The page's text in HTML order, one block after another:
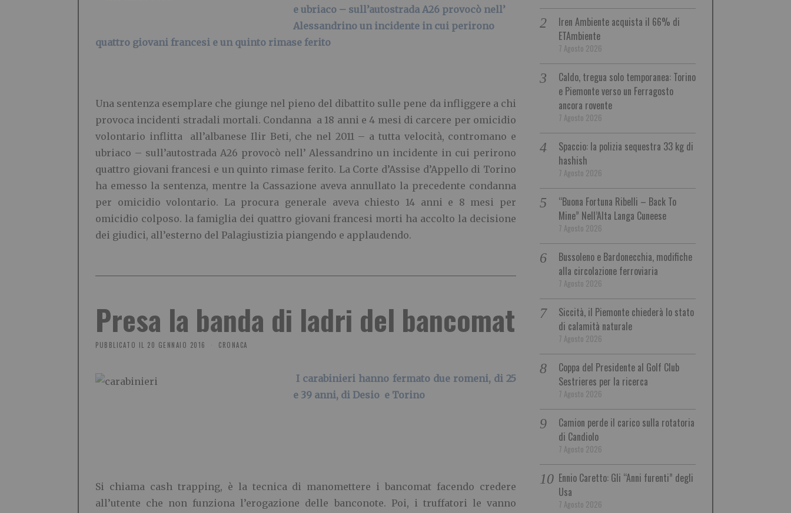
e ubriaco – sull’autostrada A26 provocò nell’
Alessandrino un incidente in cui perirono
quattro giovani francesi e un quinto rimase ferito
Una sentenza esemplare che giunge nel pieno del dibattito sulle pene da infliggere a chi
provoca incidenti stradali mortali. Condanna a 18 anni e 4 mesi di carcere per omicidio
volontario inflitta all’albanese Ilir Beti, che nel 2011 – a tutta velocità, contromano e
ubriaco – sull’autostrada A26 provocò nell’ Alessandrino un incidente in cui perirono
quattro giovani francesi e un quinto rimase ferito. La Corte d’Assise d’Appello di Torino
ha emesso la sentenza, mentre la Cassazione aveva annullato la precedente condanna
per omicidio volontario. La procura generale aveva chiesto 14 anni e 8 mesi per
omicidio colposo. la famiglia dei quattro giovani francesi morti ha accolto la decisione
dei giudici, all’esterno del Palagiustizia piangendo e applaudendo.
Presa la banda di ladri del bancomat
PUBBLICATO IL 20 GENNAIO 2016 CRONACA
I carabinieri hanno fermato due romeni, di 25
e 39 anni, di Desio e Torino
Si chiama cash trapping, è la tecnica di manomettere i bancomat facendo credere
all’utente che non funziona l’erogazione delle banconote. Poi, i truffatori le vanno
Iren Ambiente acquista il 66% di
ETAmbiente
7 Agosto 2026
Caldo, tregua solo temporanea: Torino
e Piemonte verso un Ferragosto
ancora rovente
7 Agosto 2026
Spaccio: la polizia sequestra 33 kg di
hashish
7 Agosto 2026
“Buona Fortuna Ribelli – Back To
Mine” Nell’Alta Langa Cuneese
7 Agosto 2026
Bussoleno e Bardonecchia, modifiche
alla circolazione ferroviaria
7 Agosto 2026
Siccità, il Piemonte chiederà lo stato
di calamità naturale
7 Agosto 2026
Coppa del Presidente al Golf Club
Sestrieres per la ricerca
7 Agosto 2026
Camion perde il carico sulla rotatoria
di Candiolo
7 Agosto 2026
Ennio Caretto: Gli “Anni furenti” degli
Usa
7 Agosto 2026